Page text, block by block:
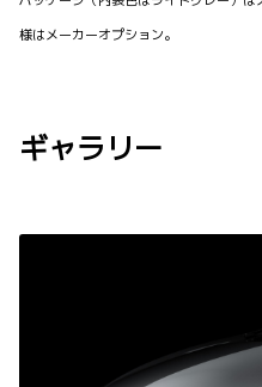
様はメーカーオプション。
ギャラリー